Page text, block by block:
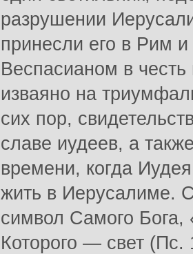
разрушении
принесли его в Рим
Веспасианом в
изваяно на
сих пор,
славе иудеев, а
времени, когда
жить в Иерусалиме.
символ Самого
Которого — свет (Пс.